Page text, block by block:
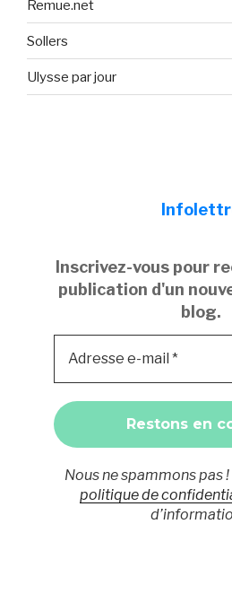
Remue.net
Sollers
Ulysse par jour
Inscrivez-vous pour
publication d'un
blog.
Nous ne spammons pas
politique de